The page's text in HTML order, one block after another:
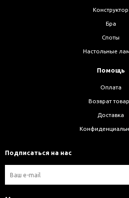
Конструктор
Бра
Споты
Настольные
Помощь
Оплата
Возврат
Доставка
Подписаться на нас